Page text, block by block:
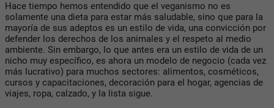
Hace tiempo hemos entendido que el veganismo no es
solamente una dieta para estar más saludable, sino que para la
mayoría de sus adeptos es un estilo de vida, una convicción por
defender los derechos de los animales y el respeto al medio
ambiente. Sin embargo, lo que antes era un estilo de vida de un
nicho muy específico, es ahora un modelo de negocio (cada vez
más lucrativo) para muchos sectores: alimentos, cosméticos,
cursos y capacitaciones, decoración para el hogar, agencias de
viajes, ropa, calzado, y la lista sigue.